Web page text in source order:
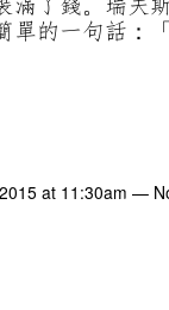
單的一句話：
at 11:30am —